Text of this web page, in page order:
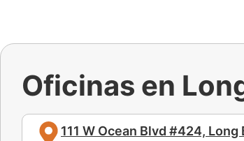
Oficinas en
111 W Ocean Blvd #424,